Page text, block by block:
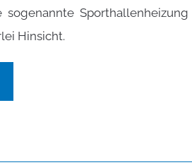
sogenannte Sporthallenheizung
Hinsicht.